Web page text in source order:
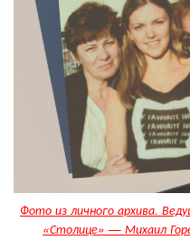
Фото из личного архива.
«Столице» — Михаил